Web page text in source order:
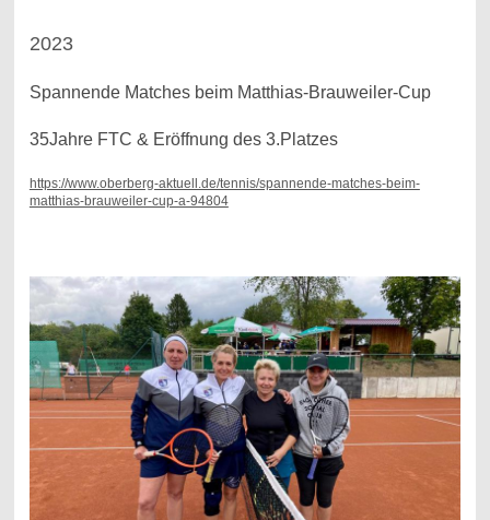
2023
Spannende Matches beim Matthias-Brauweiler-Cup
35Jahre FTC & Eröffnung des 3.Platzes
https://www.oberberg-aktuell.de/tennis/spannende-matches-beim-
matthias-brauweiler-cup-a-94804